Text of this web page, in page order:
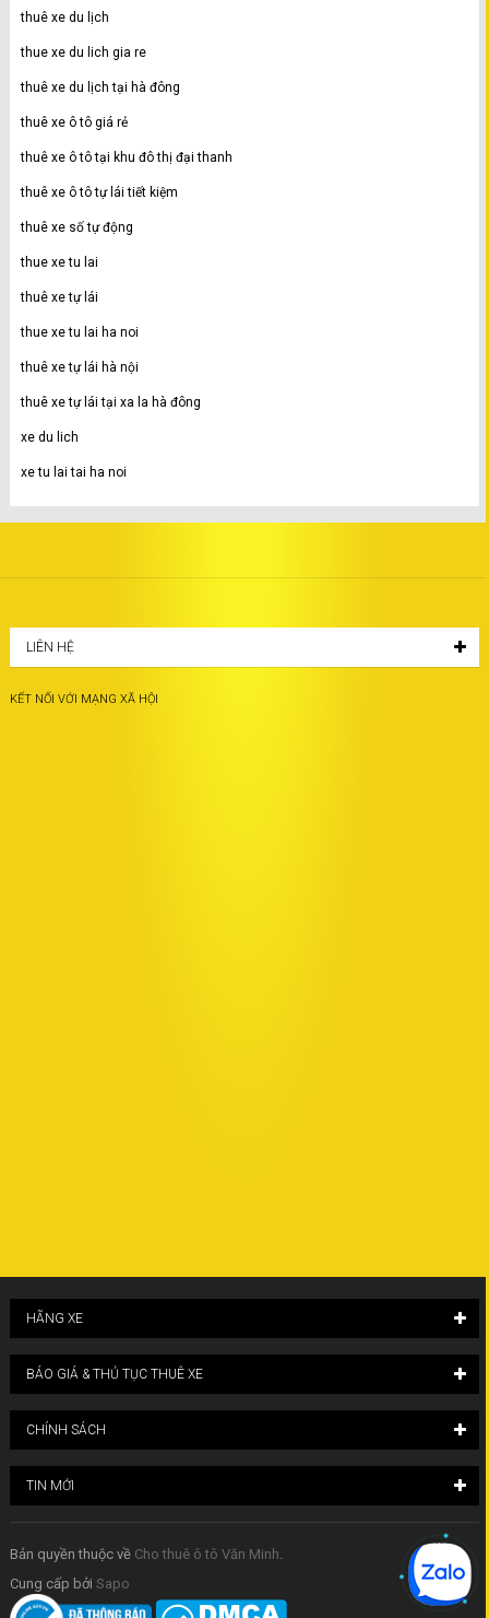
thuê xe du lịch
thue xe du lich gia re
thuê xe du lịch tại hà đông
thuê xe ô tô giá rẻ
thuê xe ô tô tại khu đô thị đại thanh
thuê xe ô tô tự lái tiết kiệm
thuê xe số tự động
thue xe tu lai
thuê xe tự lái
thue xe tu lai ha noi
thuê xe tự lái hà nội
thuê xe tự lái tại xa la hà đông
xe du lich
xe tu lai tai ha noi
LIÊN HỆ
KẾT NỐI VỚI MẠNG XÃ HỘI
HÃNG XE
BÁO GIÁ & THỦ TỤC THUÊ XE
CHÍNH SÁCH
TIN MỚI
Bản quyền thuộc về Cho thuê ô tô Văn Minh
Cung cấp bởi Sapo